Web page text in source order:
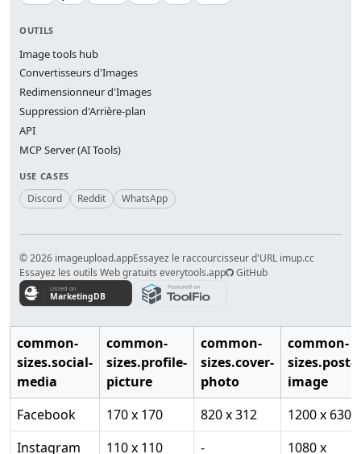
OUTILS
Image tools hub
Convertisseurs d'Images
Redimensionneur d'Images
Suppression d'Arrière-plan
API
MCP Server (AI Tools)
USE CASES
Discord Reddit WhatsApp
© 2026 imageupload.appEssayez le raccourcisseur d'URL imup.cc
Essayez les outils Web gratuits everytools.app
GitHub
common-
sizes.social-
media
common-
sizes.profile-
picture
common-
sizes.cover-
photo
common-
sizes.post-
image
Facebook
170 x 170 820 x 312
1200 x 630
Instagram
110 x 110 - 1080 x